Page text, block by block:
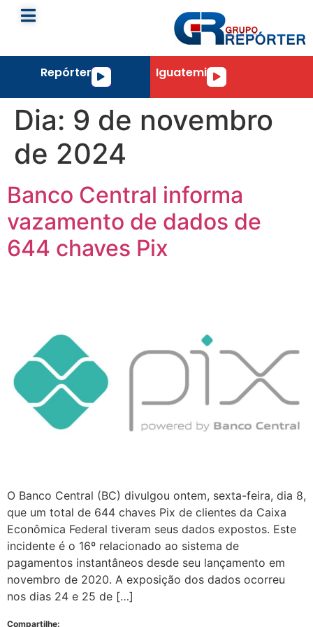
RepórterTocador
áudio
IguatemiTocador
áudio
Dia: 9 de novembro
de 2024
Banco Central informa
vazamento de dados de
644 chaves Pix
O Banco Central (BC) divulgou ontem, sexta-feira, dia 8,
que um total de 644 chaves Pix de clientes da Caixa
Econômica Federal tiveram seus dados expostos. Este
incidente é o 16º relacionado ao sistema de
pagamentos instantâneos desde seu lançamento em
novembro de 2020. A exposição dos dados ocorreu
nos dias 24 e 25 de […]
Compartilhe: